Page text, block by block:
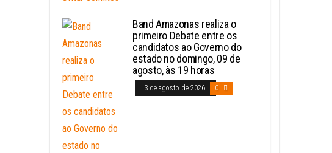
Band Amazonas realiza o
primeiro Debate entre os
candidatos ao Governo do
estado no domingo, 09 de
agosto, às 19 horas
3 de agosto de 2026 0